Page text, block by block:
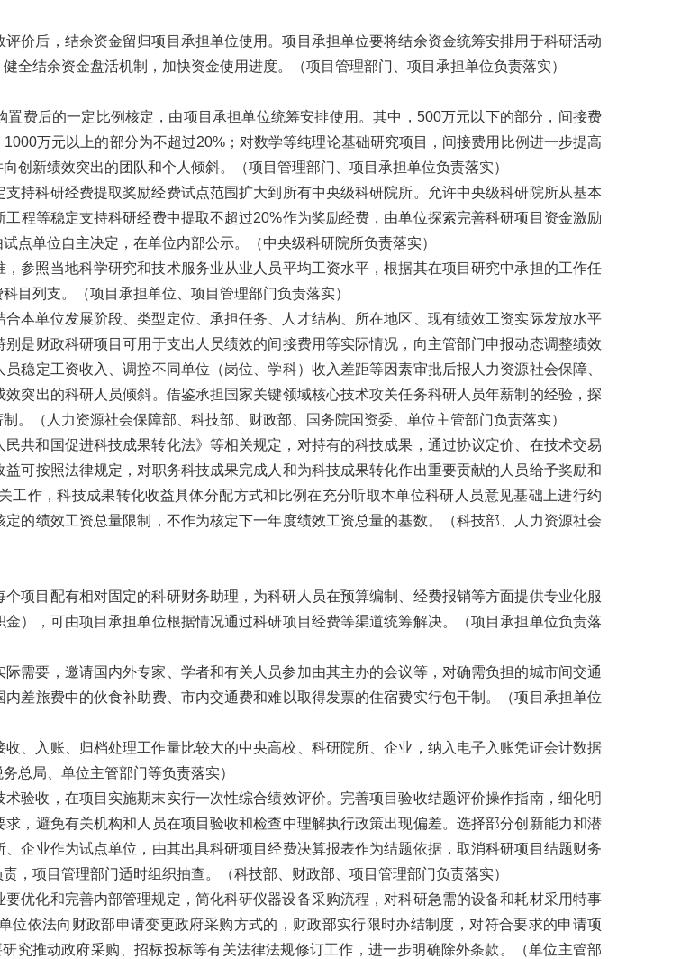
价后，结余资金留归项目承担单位使用。项目承担单位要将结余资金统筹安排用于科研活动
全结余资金盘活机制，加快资金使用进度。
（项目管理部门、项目承担单位负责落实）
置费后的一定比例核定，由项目承担单位统筹安排使用。其中，500万元以下的部分，间接费
万元以上的部分为不超过20%；对数学等纯理论基础研究项目，间接费用比例进一步提高
创新绩效突出的团队和个人倾斜。
（项目管理部门、项目承担单位负责落实）
支持科研经费提取奖励经费试点范围扩大到所有中央级科研院所。允许中央级科研院所从基本
程等稳定支持科研经费中提取不超过20%作为奖励经费，由单位探索完善科研项目资金激励
点单位自主决定，在单位内部公示。
（中央级科研院所负责落实）
参照当地科学研究和技术服务业从业人员平均工资水平，根据其在项目研究中承担的工作任
目列支。
（项目承担单位、项目管理部门负责落实）
合本单位发展阶段、类型定位、承担任务、人才结构、所在地区、现有绩效工资实际发放水平
是财政科研项目可用于支出人员绩效的间接费用等实际情况，向主管部门申报动态调整绩效
稳定工资收入、调控不同单位（岗位、学科）收入差距等因素审批后报人力资源社会保障、
突出的科研人员倾斜。借鉴承担国家关键领域核心技术攻关任务科研人员年薪制的经验，探
。
（人力资源社会保障部、科技部、财政部、国务院国资委、单位主管部门负责落实）
民共和国促进科技成果转化法》等相关规定，对持有的科技成果，通过协议定价、在技术交易
可按照法律规定，对职务科技成果完成人和为科技成果转化作出重要贡献的人员给予奖励和
作，科技成果转化收益具体分配方式和比例在充分听取本单位科研人员意见基础上进行约
的绩效工资总量限制，不作为核定下一年度绩效工资总量的基数。
（科技部、人力资源社会
个项目配有相对固定的科研财务助理，为科研人员在预算编制、经费报销等方面提供专业化服
），可由项目承担单位根据情况通过科研项目经费等渠道统筹解决。
（项目承担单位负责落
需要，邀请国内外专家、学者和有关人员参加由其主办的会议等，对确需负担的城市间交通
差旅费中的伙食补助费、市内交通费和难以取得发票的住宿费实行包干制。
（项目承担单位
收、入账、归档处理工作量比较大的中央高校、科研院所、企业，纳入电子入账凭证会计数据
务总局、单位主管部门等负责落实）
术验收，在项目实施期末实行一次性综合绩效评价。完善项目验收结题评价操作指南，细化明
，避免有关机构和人员在项目验收和检查中理解执行政策出现偏差。选择部分创新能力和潜
企业作为试点单位，由其出具科研项目经费决算报表作为结题依据，取消科研项目结题财务
，项目管理部门适时组织抽查。
（科技部、财政部、项目管理部门负责落实）
要优化和完善内部管理规定，简化科研仪器设备采购流程，对科研急需的设备和耗材采用特事
依法向财政部申请变更政府采购方式的，财政部实行限时办结制度，对符合要求的申请项
究推动政府采购、招标投标等有关法律法规修订工作，进一步明确除外条款。
（单位主管部